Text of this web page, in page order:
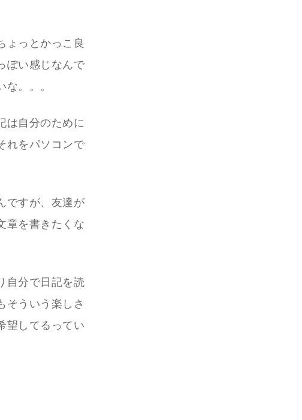
ょっとかっこ良
ぽい感じなんで
。。。
は自分のために
れをパソコンで
ですが、友達が
章を書きたくな
自分で日記を読
そういう楽しさ
望してるってい